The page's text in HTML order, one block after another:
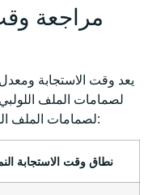
مراجعة
يعد وقت الاستجابة
لصمامات الملف
لصمامات الملف اللولبي ثنائية الاتجاه حسب الصناعة:
نطاق وقت الاستجابة